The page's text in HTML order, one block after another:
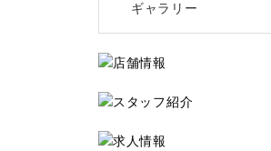
ギャラリー